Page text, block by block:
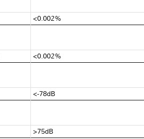
<0.002%
<0.002%
<-78dB
>75dB